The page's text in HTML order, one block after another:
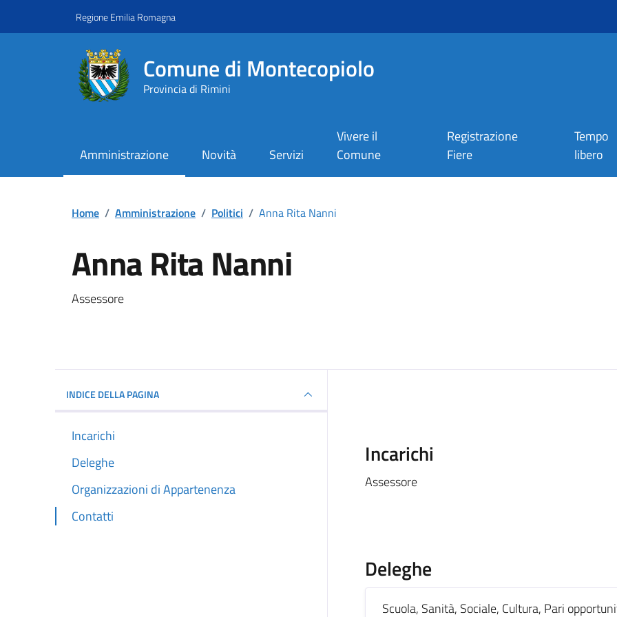
Regione Emilia Romagna
Comune di Montecopiolo
Provincia di Rimini
Amministrazione Novità Servizi
Vivere il
Comune
Registrazione
Fiere
Tempo
libero
Home / Amministrazione / Politici / Anna Rita Nanni
Anna Rita Nanni
Assessore
INDICE DELLA PAGINA
Incarichi
Deleghe
Organizzazioni di Appartenenza
Contatti
Incarichi
Assessore
Deleghe
Scuola, Sanità, Sociale, Cultura, Pari